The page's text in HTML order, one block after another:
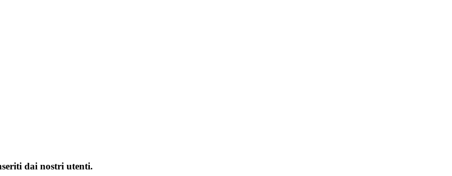
dai nostri utenti.